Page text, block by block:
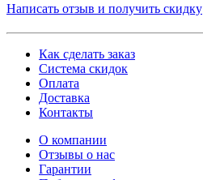
Написать отзыв и получить скидку
Как сделать заказ
Система скидок
Оплата
Доставка
Контакты
О компании
Отзывы о нас
Гарантии